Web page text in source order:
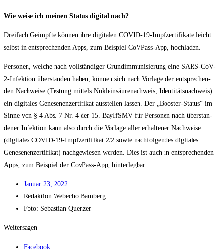
Wie wei­se ich mei­nen Sta­tus digi­tal nach?
Drei­fach Geimpf­te kön­nen ihre digi­ta­len COVID-19-Impf­zer­ti­fi­ka­te leicht
selbst in ent­spre­chen­den Apps, zum Bei­spiel CoV­Pass-App, hochladen.
Per­so­nen, wel­che nach voll­stän­di­ger Grund­im­mu­ni­sie­rung eine SARS-CoV-
2-Infek­ti­on über­stan­den haben, kön­nen sich nach Vor­la­ge der ent­spre­chen­
den Nach­wei­se (Tes­tung mit­tels Nukle­in­säu­re­nach­weis, Iden­ti­täts­nach­weis)
ein digi­ta­les Gene­se­nen­zer­ti­fi­kat aus­stel­len las­sen. Der „Boos­ter-Sta­tus“ im
Sin­ne von § 4 Abs. 7 Nr. 4 der 15. BayIfSMV für Per­so­nen nach über­stan­
de­ner Infek­ti­on kann also durch die Vor­la­ge aller erhal­te­ner Nach­wei­se
(digi­ta­les COVID-19-Impf­zer­ti­fi­kat 2/​2 sowie nach­fol­gen­des digi­ta­les
Gene­se­nen­zer­ti­fi­kat) nach­ge­wie­sen wer­den. Dies ist auch in ent­spre­chen­den
Apps, zum Bei­spiel der Cov­Pass-App, hinterlegbar.
Janu­ar 23, 2022
Redak­ti­on Web­echo Bamberg
Foto: Sebas­ti­an Quenzer
Weitersagen
Facebook